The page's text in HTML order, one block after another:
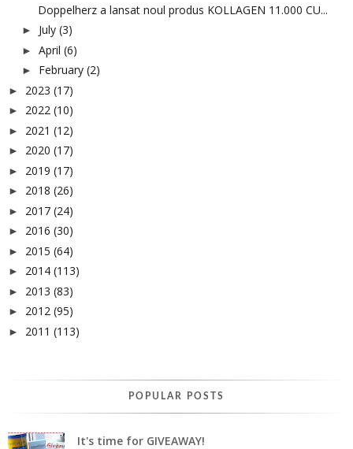
Doppelherz a lansat noul produs KOLLAGEN 11.000 CU...
► July (3)
► April (6)
► February (2)
► 2023 (17)
► 2022 (10)
► 2021 (12)
► 2020 (17)
► 2019 (17)
► 2018 (26)
► 2017 (24)
► 2016 (30)
► 2015 (64)
► 2014 (113)
► 2013 (83)
► 2012 (95)
► 2011 (113)
POPULAR POSTS
It's time for GIVEAWAY!